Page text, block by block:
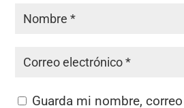
Guarda mi nombre,